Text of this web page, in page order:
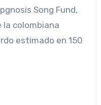
Song Fund,
la colombiana
estimado en 150